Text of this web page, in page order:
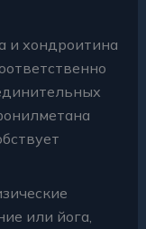
и хондроитина
или йога,